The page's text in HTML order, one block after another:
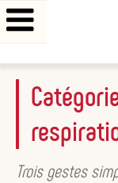
Aller
contenu
principal
Trois gestes